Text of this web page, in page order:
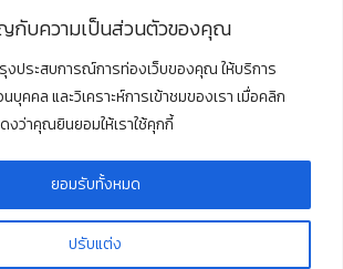
ญกับความเป็นส่วนตัวของคุณ
งประสบการณ์การท่องเว็บของคุณ ให้บริการ
คคล และวิเคราะห์การเข้าชมของเรา เมื่อคลิก
ว่าคุณยินยอมให้เราใช้คุกกี้
ปรับแต่ง
ยอมรับทั้งหมด
ม
ราธิบดี ตำบลท่าข้าม อำเภอพุนพิน